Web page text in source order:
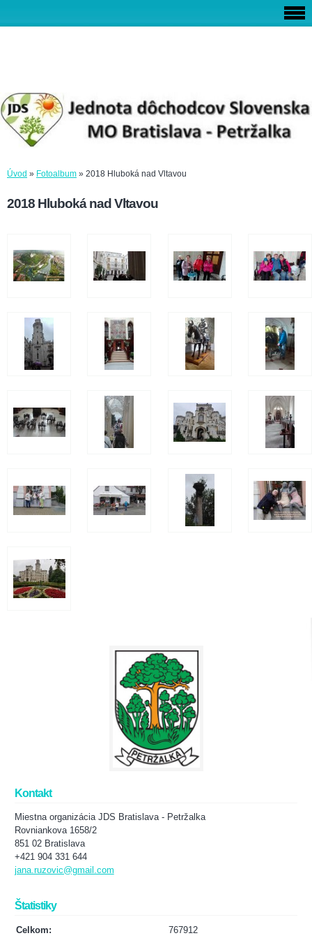
Úvod » Fotoalbum » 2018 Hluboká nad Vltavou
2018 Hluboká nad Vltavou
Kontakt
Miestna organizácia JDS Bratislava - Petržalka
Rovniankova 1658/2
851 02 Bratislava
+421 904 331 644
jana.ruzovic@gmail.com
Štatistiky
Celkom: 767912